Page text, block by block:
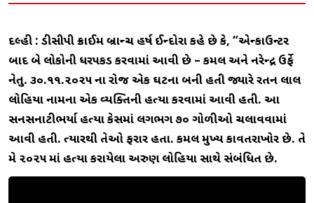
દિલ્હી : ડીસીપી ક્રાઈમ બ્રાન્ચ હર્ષ ઈન્દોરા કહે છે કે, “એન્કાઉન્ટર
બાદ બે લોકોની ધરપકડ કરવામાં આવી છે – કમલ અને નરેન્દ્ર ઉર્ફે
નેતુ. ૩૦.૧૧.૨૦૨૫ ના રોજ એક ઘટના બની હતી જ્યારે રતન લાલ
લોહિયા નામના એક વ્યક્તિની હત્યા કરવામાં આવી હતી. આ
સનસનાટીભર્યા હત્યા કેસમાં લગભગ ૭૦ ગોળીઓ ચલાવવામાં
આવી હતી. ત્યારથી તેઓ ફરાર હતા. કમલ મુખ્ય કાવતરાખોર છે. તે
મે ૨૦૨૫ માં હત્યા કરાયેલા અરુણ લોહિયા સાથે સંબંધિત છે.